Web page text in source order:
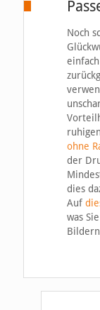
Noch
ohne
der
dies
Auf
was